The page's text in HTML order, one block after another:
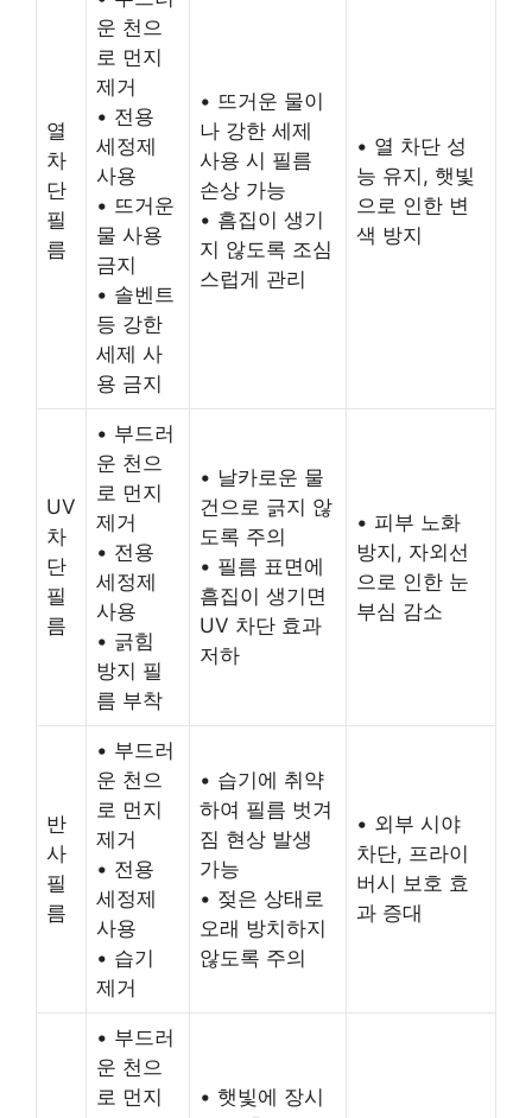
열
차
단
필
름
운 천으
로 먼지
제거
• 전용
세정제
사용
• 뜨거운
물 사용
금지
• 솔벤트
등 강한
세제 사
용 금지
• 뜨거운 물이
나 강한 세제
사용 시 필름
손상 가능
• 흠집이 생기
지 않도록 조심
스럽게 관리
• 열 차단 성
능 유지, 햇빛
으로 인한 변
색 방지
UV
차
단
필
름
• 부드러
운 천으
로 먼지
제거
• 전용
세정제
사용
• 긁힘
방지 필
름 부착
• 날카로운 물
건으로 긁지 않
도록 주의
• 필름 표면에
흠집이 생기면
UV 차단 효과
저하
• 피부 노화
방지, 자외선
으로 인한 눈
부심 감소
반
사
필
름
• 부드러
운 천으
로 먼지
제거
• 전용
세정제
사용
• 습기
제거
• 습기에 취약
하여 필름 벗겨
짐 현상 발생
가능
• 젖은 상태로
오래 방치하지
않도록 주의
• 외부 시야
차단, 프라이
버시 보호 효
과 증대
• 부드러
운 천으
로 먼지
• 햇빛에 장시